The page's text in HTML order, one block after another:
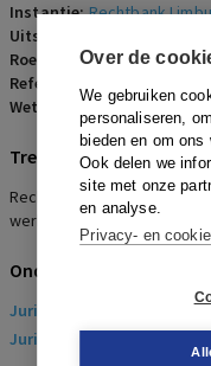
Over de
We gebruiken
personaliseren,
bieden en om
Ook delen we
site met onze
en analyse.
Privacy- en
Instantie:Rechtbank
Uitspraakdatum:
Roepnaam:
Referentienummer:
Wetsartikelen:7:611 BW,
Trefwoorden
Rechtsgeldigheid
werkgeverschap, Misbruik
Onderwerpen
Juridisch
> Arbeidsrecht
Juridisch